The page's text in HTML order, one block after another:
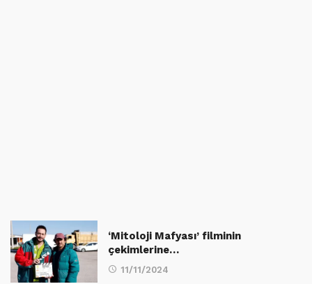
‘Mitoloji Mafyası’ filminin
çekimlerine…
11/11/2024